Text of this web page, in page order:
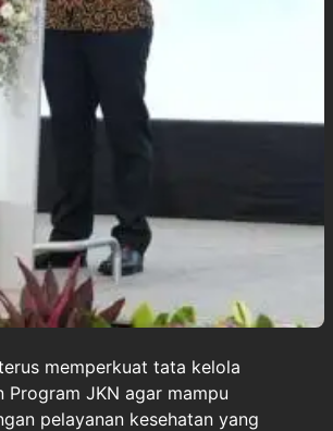
memperkuat tata kelola
Program JKN agar mampu
pelayanan kesehatan yang